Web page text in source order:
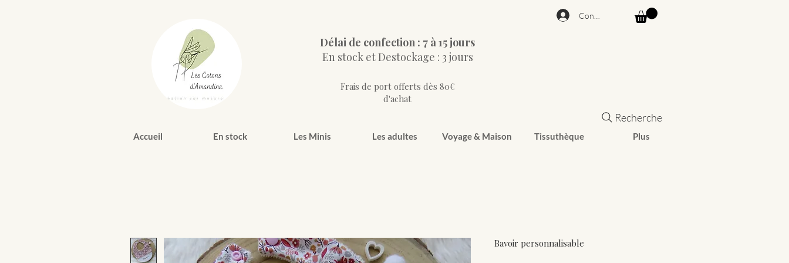
Délai de confection : 7 à 15 jours
En stock et Destockage : 3 jours
Frais de port offerts dès 80€
d'achat
Connexion
Recherche
Accueil En stock Les Minis Les adultes Voyage & Maison Tissuthèque Plus
Bavoir personnalisable